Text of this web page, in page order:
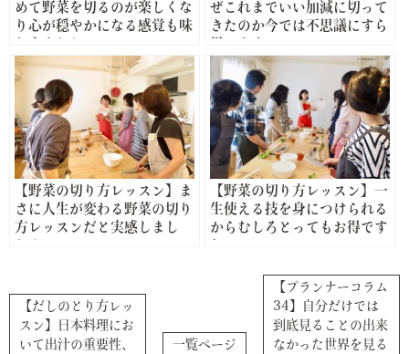
めて野菜を切るのが楽しくな
り心が穏やかになる感覚も味
ぜこれまでいい加減に切って
きたのか今では不思議にすら
【野菜の切り方レッスン】ま
さに人生が変わる野菜の切り
方レッスンだと実感しまし
【野菜の切り方レッスン】一
生使える技を身につけられる
からむしろとってもお得です
【だしのとり方レッ
スン】日本料理にお
いて出汁の重要性、
一覧ページ
【プランナーコラム
34】自分だけでは
到底見ることの出来
なかった世界を見る